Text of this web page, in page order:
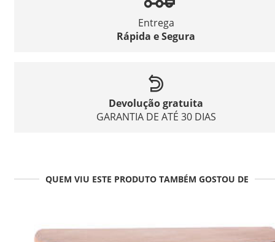
Entrega
Rápida e Segura
Devolução gratuita
GARANTIA DE ATÉ 30 DIAS
QUEM VIU ESTE PRODUTO TAMBÉM GOSTOU DE